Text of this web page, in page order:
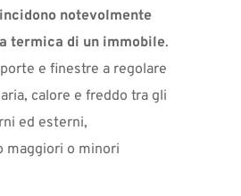
notevolmente
termica di un immobile.
e finestre a regolare
calore e freddo tra gli
ed esterni,
maggiori o minori